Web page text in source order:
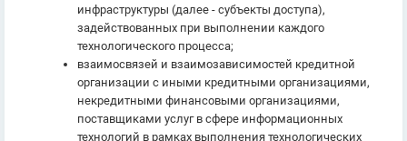
инфраструктуры (далее - субъекты доступа),
задействованных при выполнении каждого
технологического процесса;
взаимосвязей и взаимозависимостей кредитной
организации с иными кредитными организациями,
некредитными финансовыми организациями,
поставщиками услуг в сфере информационных
технологий в рамках выполнения технологических